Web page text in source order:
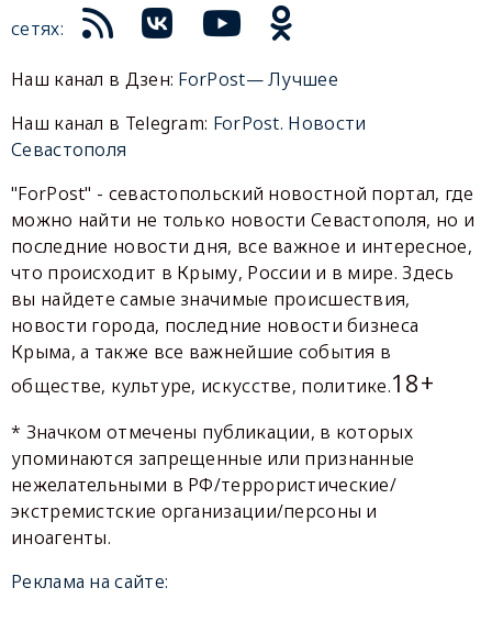
сетях:
Наш канал в Дзен: ForPost— Лучшее
Наш канал в Telegram: ForPost. Новости
Севастополя
"ForPost" - севастопольский новостной портал, где
можно найти не только новости Севастополя, но и
последние новости дня, все важное и интересное,
что происходит в Крыму, России и в мире. Здесь
вы найдете самые значимые происшествия,
новости города, последние новости бизнеса
Крыма, а также все важнейшие события в
обществе, культуре, искусстве, политике.18+
* Значком отмечены публикации, в которых
упоминаются запрещенные или признанные
нежелательными в РФ/террористические/
экстремистские организации/персоны и
иноагенты.
Реклама на сайте: